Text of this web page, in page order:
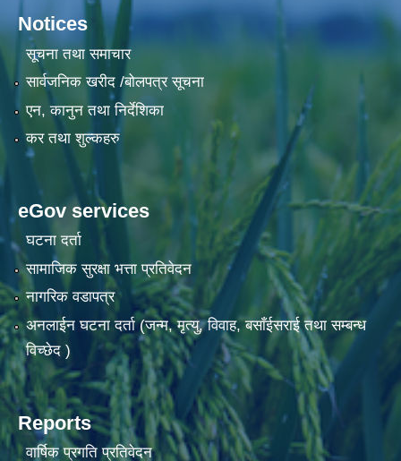
Notices
सूचना तथा समाचार
सार्वजनिक खरीद /बोलपत्र सूचना
एन, कानुन तथा निर्देशिका
कर तथा शुल्कहरु
eGov services
घटना दर्ता
सामाजिक सुरक्षा भत्ता प्रतिवेदन
नागरिक वडापत्र
अनलाईन घटना दर्ता (जन्म, मृत्यु, विवाह, बसाँईसराई तथा सम्बन्ध
विच्छेद )
Reports
वार्षिक प्रगति प्रतिवेदन